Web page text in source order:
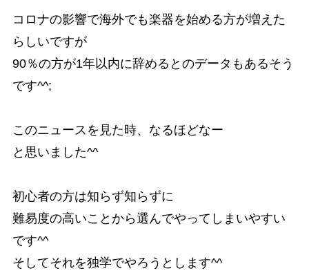
コロナの影響で海外でも楽器を始める方が増えた
らしいですが
90％の方が1年以内に辞めるとのデータもあるそう
です^^;
このニュースを見た時、なるほどなー
と思いました^^
初心者の方は知らず知らずに
難易度の高いことから選んでやってしまいやすい
です^^
そしてそれを独学でやろうとします^^